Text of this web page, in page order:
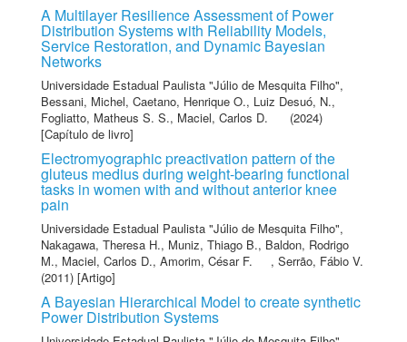
A Multilayer Resilience Assessment of Power
Distribution Systems with Reliability Models,
Service Restoration, and Dynamic Bayesian
Networks
Universidade Estadual Paulista "Júlio de Mesquita Filho",
Bessani, Michel, Caetano, Henrique O., Luiz Desuó, N.,
Fogliatto, Matheus S. S., Maciel, Carlos D.
(2024)
[Capítulo de livro]
Electromyographic preactivation pattern of the
gluteus medius during weight-bearing functional
tasks in women with and without anterior knee
pain
Universidade Estadual Paulista "Júlio de Mesquita Filho",
Nakagawa, Theresa H., Muniz, Thiago B., Baldon, Rodrigo
M., Maciel, Carlos D., Amorim, César F. , Serrão, Fábio V.
(2011) [Artigo]
A Bayesian Hierarchical Model to create synthetic
Power Distribution Systems